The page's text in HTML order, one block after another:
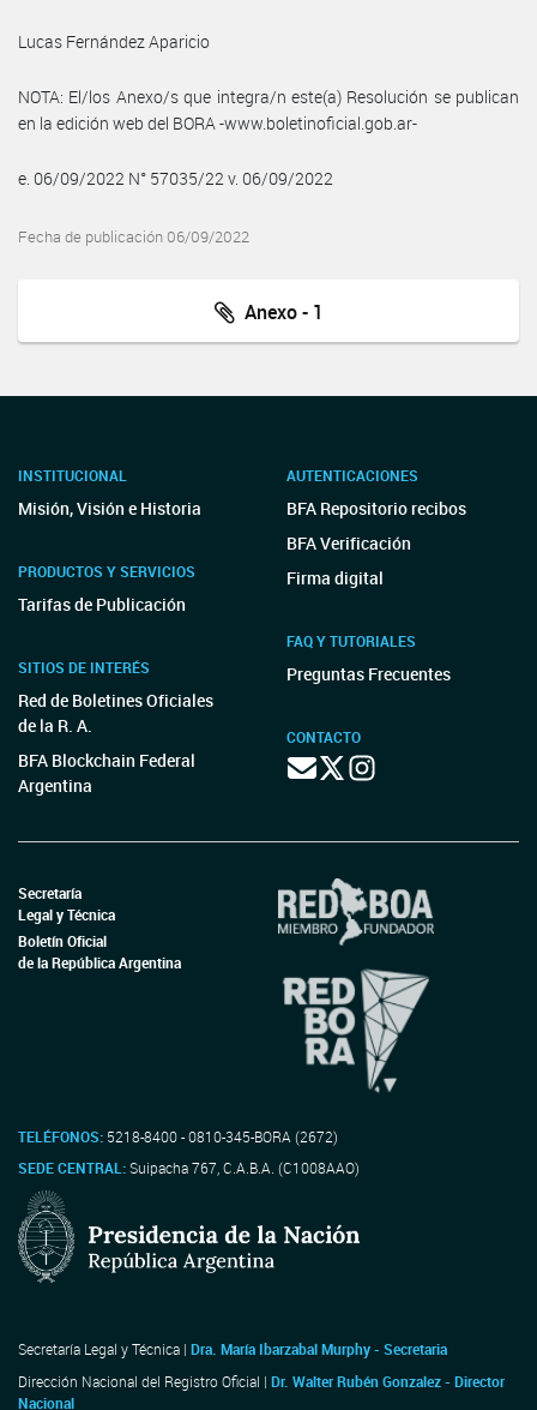
Lucas Fernández Aparicio
NOTA: El/los Anexo/s que integra/n este(a) Resolución se publican
en la edición web del BORA -www.boletinoficial.gob.ar-
e. 06/09/2022 N° 57035/22 v. 06/09/2022
Fecha de publicación 06/09/2022
Anexo - 1
INSTITUCIONAL
Misión, Visión e Historia
PRODUCTOS Y SERVICIOS
Tarifas de Publicación
SITIOS DE INTERÉS
Red de Boletines Oficiales
de la R. A.
BFA Blockchain Federal
Argentina
AUTENTICACIONES
BFA Repositorio recibos
BFA Verificación
Firma digital
FAQ Y TUTORIALES
Preguntas Frecuentes
CONTACTO
Secretaría
Legal y Técnica
Boletín Oficial
de la República Argentina
TELÉFONOS: 5218-8400 - 0810-345-BORA (2672)
SEDE CENTRAL:Suipacha 767, C.A.B.A. (C1008AAO)
Secretaría Legal y Técnica | Dra. María Ibarzabal Murphy - Secretaria
Dirección Nacional del Registro Oficial | Dr. Walter Rubén Gonzalez - Director
Nacional